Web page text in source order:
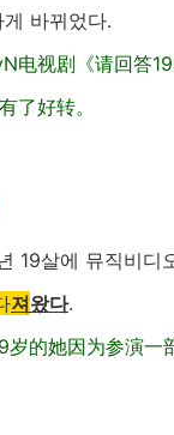
바뀌었다.
电视剧《请回答
了好转。
19살에 뮤직비디
져왔다.
岁的她因为参演一